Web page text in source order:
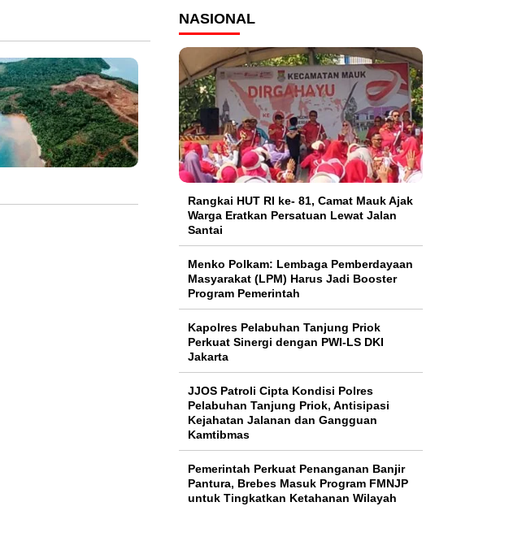
NASIONAL
Rangkai HUT RI ke- 81, Camat Mauk Ajak
Warga Eratkan Persatuan Lewat Jalan
Santai
Menko Polkam: Lembaga Pemberdayaan
Masyarakat (LPM) Harus Jadi Booster
Program Pemerintah
Kapolres Pelabuhan Tanjung Priok
Perkuat Sinergi dengan PWI-LS DKI
Jakarta
JJOS Patroli Cipta Kondisi Polres
Pelabuhan Tanjung Priok, Antisipasi
Kejahatan Jalanan dan Gangguan
Kamtibmas
Pemerintah Perkuat Penanganan Banjir
Pantura, Brebes Masuk Program FMNJP
untuk Tingkatkan Ketahanan Wilayah